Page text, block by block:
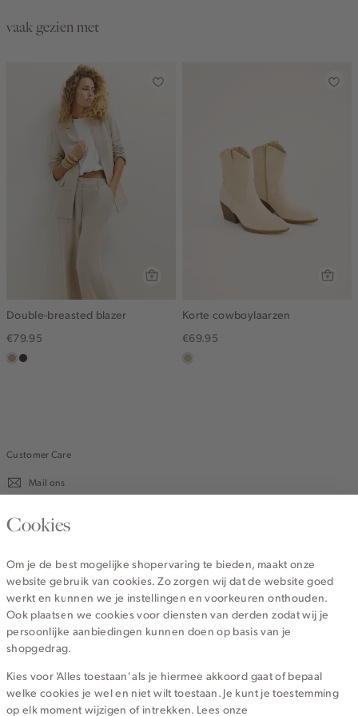
vaak gezien met
Double-breasted blazer
€79.95
zandchoco
Korte cowboylaarzen
€69.95
lichtzand
Customer Care
Mail ons
020 - 3412 670
Service
Wij zijn Cotton Club
Topcategorieën voor jou
Cookies
Om je de best mogelijke shopervaring te bieden, maakt onze
website gebruik van cookies. Zo zorgen wij dat de website goed
werkt en kunnen we je instellingen en voorkeuren onthouden.
Ook plaatsen we cookies voor diensten van derden zodat wij je
persoonlijke aanbiedingen kunnen doen op basis van je
shopgedrag.
Kies voor 'Alles toestaan' als je hiermee akkoord gaat of bepaal
welke cookies je wel en niet wilt toestaan. Je kunt je toestemming
op elk moment wijzigen of intrekken. Lees onze